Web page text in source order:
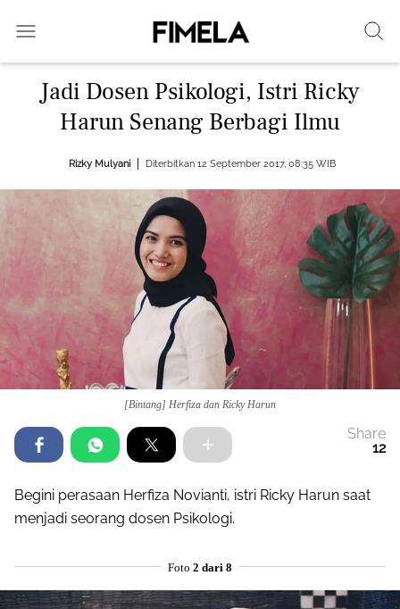
Jadi Dosen Psikologi, Istri Ricky
Harun Senang Berbagi Ilmu
Rizky Mulyani Diterbitkan 12 September 2017, 08:35 WIB
[Bintang] Herfiza dan Ricky Harun
Share
12
Begini perasaan Herfiza Novianti, istri Ricky Harun saat
menjadi seorang dosen Psikologi.
Foto 2 dari 8